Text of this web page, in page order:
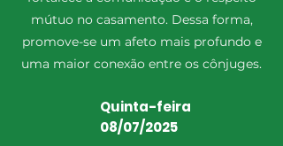
mútuo no casamento. Dessa forma,
promove-se um afeto mais profundo e
uma maior conexão entre os cônjuges.
Quinta-feira
08/07/2025